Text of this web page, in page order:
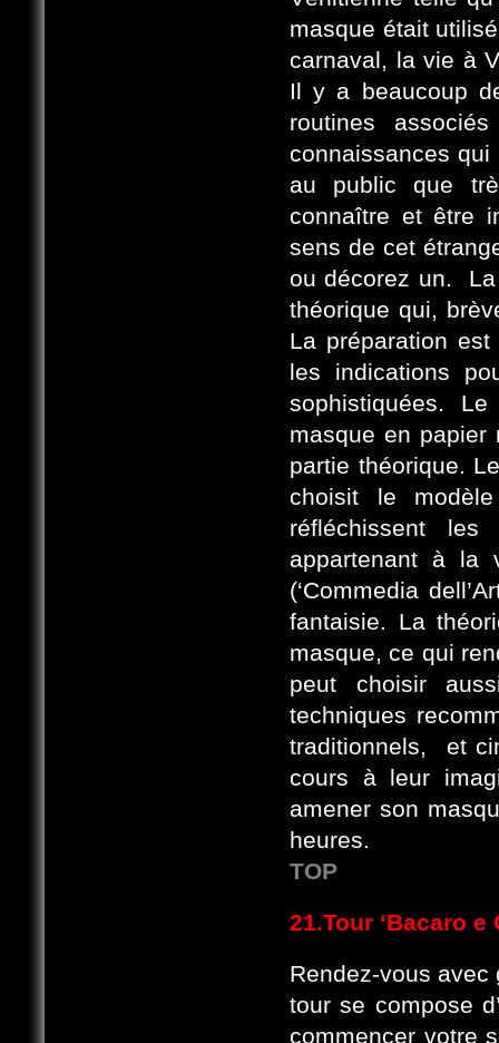
masque était
carnaval, la vie à
Il y a beaucoup
routines
connaissances qui
au public que
connaître et être
sens de cet
ou décorez un. La
théorique qui,
La préparation
les indications
sophistiquées.
masque en papier
partie théorique.
choisit le
réfléchissent
appartenant à la
(‘Commedia
fantaisie. La
masque, ce qui
peut choisir
techniques
traditionnels, et
cours à leur
amener son
heures.
TOP
21.Tour ‘Bacaro
Rendez-vous
tour se compose
commencer votre